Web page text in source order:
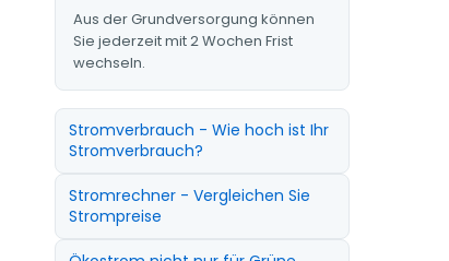
Aus der Grundversorgung können
Sie jederzeit mit 2 Wochen Frist
wechseln.
Stromverbrauch - Wie hoch ist Ihr
Stromverbrauch?
Stromrechner - Vergleichen Sie
Strompreise